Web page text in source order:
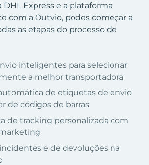
Express e a plataforma
com a Outvio, podes começar a
as etapas do processo de
inteligentes para selecionar
a melhor transportadora
de etiquetas de envio
de códigos de barras
de tracking personalizada com
e de devoluções na